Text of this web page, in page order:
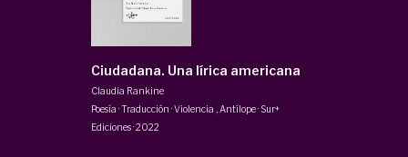
Ciudadana. Una lírica americana
Claudia Rankine
Poesía · Traducción · Violencia
Antílope · Sur+
Ediciones·2022